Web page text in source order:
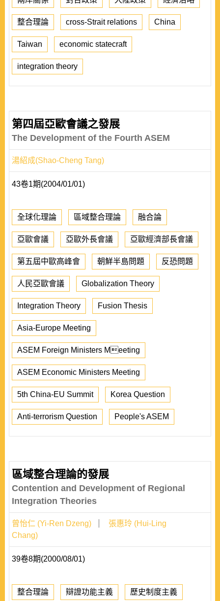
整合理論 cross-Strait relations China
Taiwan economic statecraft
integration theory
第四屆亞歐會議之發展
The Development of the Fourth ASEM
湯紹成(Shao-Cheng Tang)
43卷1期(2004/01/01)
全球化理論 區域整合理論 融合論
亞歐會議 亞歐外長會議 亞歐經濟部長會議
第五屆中歐高峰會 朝鮮半島問題 反恐問題
人民亞歐會議 Globalization Theory
Integration Theory Fusion Thesis
Asia-Europe Meeting
ASEM Foreign Ministers Meeting
ASEM Economic Ministers Meeting
5th China-EU Summit Korea Question
Anti-terrorism Question People's ASEM
區域整合理論的發展
Contention and Development of Regional
Integration Theories
曾怡仁 (Yi-Ren Dzeng)
張惠玲 (Hui-Ling
Chang)
39卷8期(2000/08/01)
整合理論 辯證功能主義 歷史制度主義